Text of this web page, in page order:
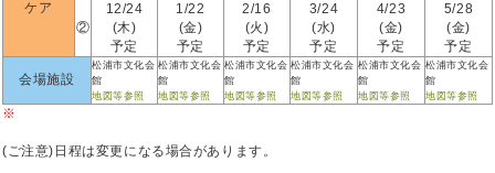
ケア
②
12/24
(木)
予定
1/22
(金)
予定
2/16
(火)
予定
3/24
(水)
予定
4/23
(金)
予定
5/28
(金)
予定
会場施設
松浦市文化会
館
地図等参照
松浦市文化会
館
地図等参照
松浦市文化会
館
地図等参照
松浦市文化会
館
地図等参照
松浦市文化会
館
地図等参照
松浦市文化会
館
地図等参照
※
(ご注意)日程は変更になる場合があります。